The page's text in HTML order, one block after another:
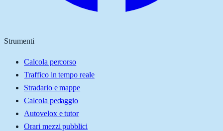
Strumenti
Calcola percorso
Traffico in tempo reale
Stradario e mappe
Calcola pedaggio
Autovelox e tutor
Orari mezzi pubblici